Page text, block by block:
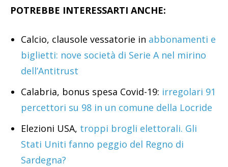
POTREBBE INTERESSARTI ANCHE:
Calcio, clausole vessatorie in abbonamenti e
biglietti: nove società di Serie A nel mirino
dell’Antitrust
Calabria, bonus spesa Covid-19: irregolari 91
percettori su 98 in un comune della Locride
Elezioni USA, troppi brogli elettorali. Gli
Stati Uniti fanno peggio del Regno di
Sardegna?